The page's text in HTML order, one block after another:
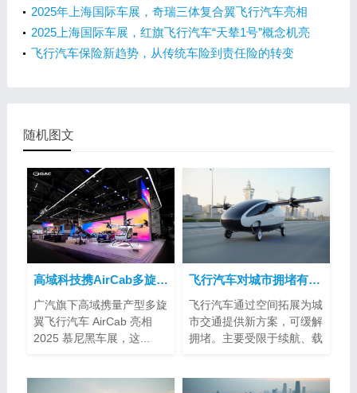
2025年上海国际车展，奇瑞三体复合翼飞行汽车亮相
2025上海国际车展，红旗飞行汽车“天辇1号”概念机亮
相
飞行汽车保险新趋势，从传统车险到责任险的转变
随机图文
高域科技携AirCab多旋翼飞行汽车亮相2025慕尼黑车展
广汽旗下高域携量产型多旋
翼飞行汽车 AirCab 亮相
2025 慕尼黑车展，这...
飞行汽车对城市拥堵有帮助吗？
飞行汽车通过空间拓展为城
市交通提供新方案，可缓解
拥堵。主要受限于续航、载